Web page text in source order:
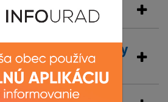
rozhlase
/kultúrny